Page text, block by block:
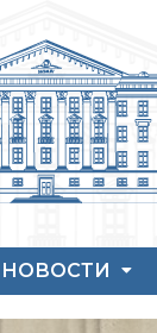
НОВОСТИ